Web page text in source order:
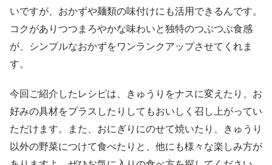
いですが、おかずや麺類の味付けにも活用できるんです。
コクがありつつまろやかな味わいと独特のつぶつぶ食感
が、シンプルなおかずをワンランクアップさせてくれま
す。
今回ご紹介したレシピは、きゅうりをナスに変えたり、お
好みの具材をプラスしたりしてもおいしく召し上がってい
ただけます。また、おにぎりにのせて焼いたり、きゅうり
以外の野菜につけて食べたりと、他にも様々な楽しみ方が